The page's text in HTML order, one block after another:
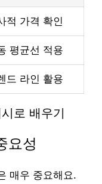
적 가격 확인
평균선 적용
드 라인 활용
로 배우기
요성
매우 중요해요.